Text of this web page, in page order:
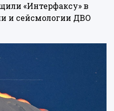
«Интерфаксу» в
и сейсмологии ДВО